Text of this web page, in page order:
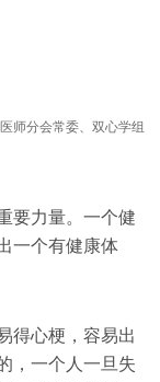
师分会常委、双心学组
要力量。一个健
一个有健康体
得心梗，容易出
，一个人一旦失